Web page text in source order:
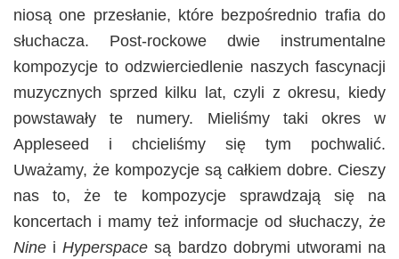
niosą one przesłanie, które bezpośrednio trafia do
słuchacza. Post-rockowe dwie instrumentalne
kompozycje to odzwierciedlenie naszych fascynacji
muzycznych sprzed kilku lat, czyli z okresu, kiedy
powstawały te numery. Mieliśmy taki okres w
Appleseed i chcieliśmy się tym pochwalić.
Uważamy, że kompozycje są całkiem dobre. Cieszy
nas to, że te kompozycje sprawdzają się na
koncertach i mamy też informacje od słuchaczy, że
Nine iHyperspace są bardzo dobrymi utworami na